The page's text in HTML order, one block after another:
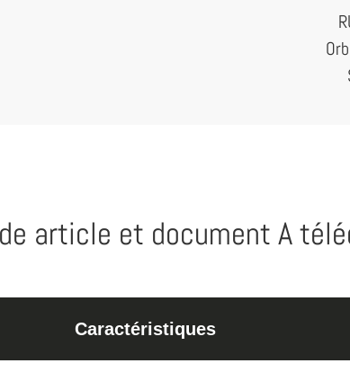
article et document A
Caractéristiques